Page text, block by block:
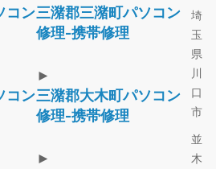
コン三潴郡三潴町パソコン
修理-携帯修理
コン
►
三潴郡大木町パソコン
修理-携帯修理
►
埼
玉
県
川
口
市
並
木